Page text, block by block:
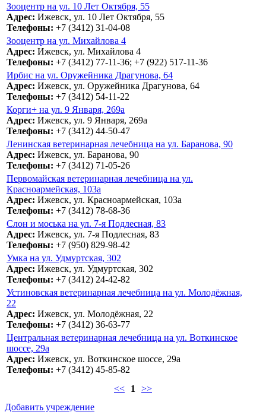
Зооцентр на ул. 10 Лет Октября, 55
Адрес: Ижевск, ул. 10 Лет Октября, 55
Телефоны: +7 (3412) 31-04-08
Зооцентр на ул. Михайлова 4
Адрес: Ижевск, ул. Михайлова 4
Телефоны: +7 (3412) 77-11-36; +7 (922) 517-11-36
Ирбис на ул. Оружейника Драгунова, 64
Адрес: Ижевск, ул. Оружейника Драгунова, 64
Телефоны: +7 (3412) 54-11-22
Корги+ на ул. 9 Января, 269а
Адрес: Ижевск, ул. 9 Января, 269а
Телефоны: +7 (3412) 44-50-47
Ленинская ветеринарная лечебница на ул. Баранова, 90
Адрес: Ижевск, ул. Баранова, 90
Телефоны: +7 (3412) 71-05-26
Первомайская ветеринарная лечебница на ул.
Красноармейская, 103а
Адрес: Ижевск, ул. Красноармейская, 103а
Телефоны: +7 (3412) 78-68-36
Слон и моська на ул. 7-я Подлесная, 83
Адрес: Ижевск, ул. 7-я Подлесная, 83
Телефоны: +7 (950) 829-98-42
Умка на ул. Удмуртская, 302
Адрес: Ижевск, ул. Удмуртская, 302
Телефоны: +7 (3412) 24-42-82
Устиновская ветеринарная лечебница на ул. Молодёжная,
22
Адрес: Ижевск, ул. Молодёжная, 22
Телефоны: +7 (3412) 36-63-77
Центральная ветеринарная лечебница на ул. Воткинское
шоссе, 29а
Адрес: Ижевск, ул. Воткинское шоссе, 29а
Телефоны: +7 (3412) 45-85-82
<<
1 >>
Добавить учреждение